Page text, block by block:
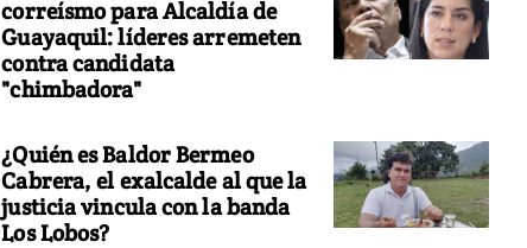
correísmo para Alcaldía de
Guayaquil: líderes arremeten
contra candidata
"chimbadora"
¿Quién es Baldor Bermeo
Cabrera, el exalcalde al que la
justicia vincula con la banda
Los Lobos?